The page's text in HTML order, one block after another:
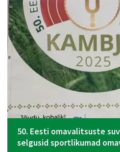
50. Eesti omavalitsuste
selgusid sportlikumad